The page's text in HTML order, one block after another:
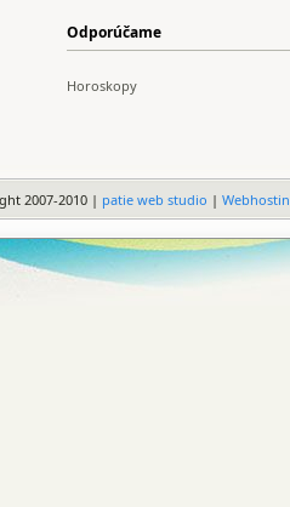
Odporúčame
Horoskopy
2007-2010 | patie web studio |